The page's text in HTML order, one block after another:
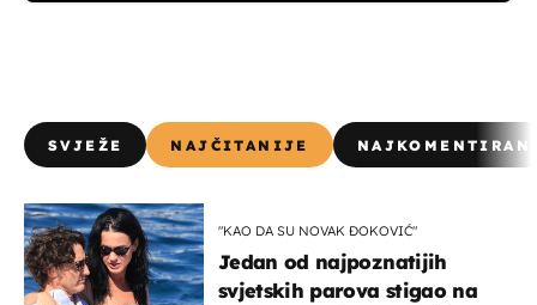
SVJEŽE NAJČITANIJE
"KAO DA SU NOVAK ĐOKOVIĆ"
Jedan od najpoznatijih
svjetskih parova stigao na